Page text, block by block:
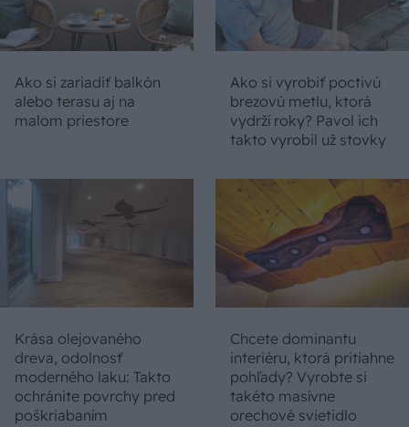
Ako si zariadiť balkón
alebo terasu aj na
malom priestore
Ako si vyrobiť poctivú
brezovú metlu, ktorá
vydrží roky? Pavol ich
takto vyrobil už stovky
Krása olejovaného
dreva, odolnosť
moderného laku: Takto
ochránite povrchy pred
poškriabaním
Chcete dominantu
interiéru, ktorá pritiahne
pohľady? Vyrobte si
takéto masívne
orechové svietidlo